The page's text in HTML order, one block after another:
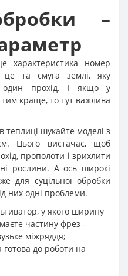
–
характеристика номер
та смуга землі, яку
один прохід. І якщо у
краще, то тут важлива
теплиці шукайте моделі з
Цього вистачає, щоб
прополоти і зрихлити
рослини. А ось широкі
для суцільної обробки
них одні проблеми.
у якого ширину
частину фрез –
міжряддя;
готова до роботи на